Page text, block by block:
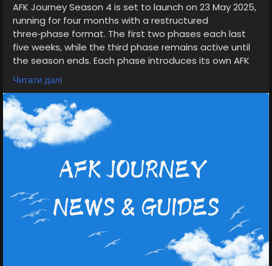
AFK Journey Season 4 is set to launch on 23 May 2025,
running for four months with a restructured
three‑phase format. The first two phases each last
five weeks, while the third phase remains active until
the season ends. Each phase introduces its own AFK
Stages, a new Resonance Level, and a distinct Primal
Lord boss, with maximum stage progression unlocking
special challenge stages, server‑wide milestone
rewards, and a leaderboard for clearers.
New Heroes
Indris
– A Wilder Marksman (Physical, range 15) specializing
in AFK Stages and Dream Realm. His Ultimate,
Spellbane Shot, fires a silencing arrow that resets the
target’s stats, prevents them from increasing
temporarily, and permanently reduces both Phys and
Magic DEF. If the target has an exposed weakness, the
shot deals bonus true damag
Читати далі